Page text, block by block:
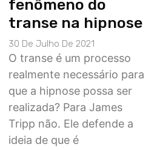
fenômeno do
transe na hipnose
30 De Julho De 2021
O transe é um processo
realmente necessário para
que a hipnose possa ser
realizada? Para James
Tripp não. Ele defende a
ideia de que é